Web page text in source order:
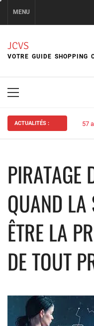
content
MENU
JCVS
VOTRE GUIDE SHOPPING
Primary
ACTUALITÉS : 57
PIRATAGE
QUAND LA
ÊTRE LA
DE TOUT